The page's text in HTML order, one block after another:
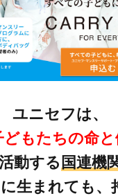
ユニセフは、
どもたちの命と
動する 国連機
生まれても、